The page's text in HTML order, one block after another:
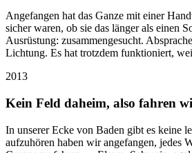
Angefangen hat das Ganze mit einer
sicher waren, ob sie das länger als einen
Ausrüstung: zusammengesucht.
Lichtung. Es hat trotzdem funktioniert,
2013
Kein Feld daheim, also fahren
In unserer Ecke von Baden gibt es keine
aufzuhören haben wir angefangen, jedes